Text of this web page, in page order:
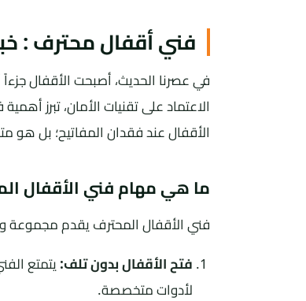
فني أقفال محترف :
في عصرنا الحديث، أصبحت الأقفال جزءاً
الاعتماد على تقنيات الأمان، تبرز
الأقفال عند فقدان المفاتيح؛ بل
ما هي مهام فني الأقفال
فني الأقفال المحترف يقدم مجموعة
فتح الأقفال بدون تلف:يتمتع
لأدوات متخصصة.